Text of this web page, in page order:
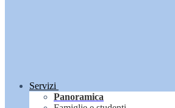
Servizi
Panoramica